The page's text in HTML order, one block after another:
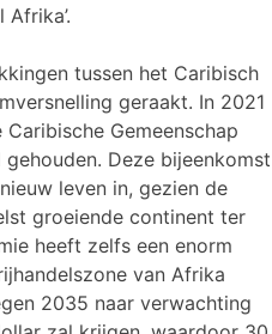
tussen het Caribisch
geraakt. In 2021
Gemeenschap
Deze bijeenkomst
leven in, gezien de
groeiende continent ter
heeft zelfs een enorm
van Afrika
2035 naar verwachting